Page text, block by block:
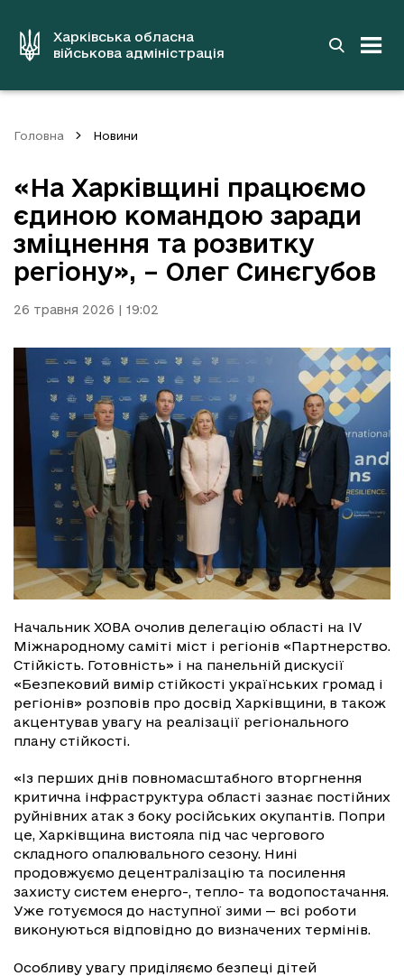
вмістуХарківська обласна
військова адміністрація
Головна Новини
«На Харківщині працюємо
єдиною командою заради
зміцнення та розвитку
регіону», – Олег Синєгубов
26 травня 2026 | 19:02
Начальник ХОВА очолив делегацію області на IV
Міжнародному саміті міст і регіонів «Партнерство.
Стійкість. Готовність» і на панельній дискусії
«Безпековий вимір стійкості українських громад і
регіонів» розповів про досвід Харківщини, в також
акцентував увагу на реалізації регіонального
плану стійкості.
«Із перших днів повномасштабного вторгнення
критична інфраструктура області зазнає постійних
руйнівних атак з боку російських окупантів. Попри
це, Харківщина вистояла під час чергового
складного опалювального сезону. Нині
продовжуємо децентралізацію та посилення
захисту систем енерго-, тепло- та водопостачання.
Уже готуємося до наступної зими — всі роботи
виконуються відповідно до визначених термінів.
Особливу увагу приділяємо безпеці дітей